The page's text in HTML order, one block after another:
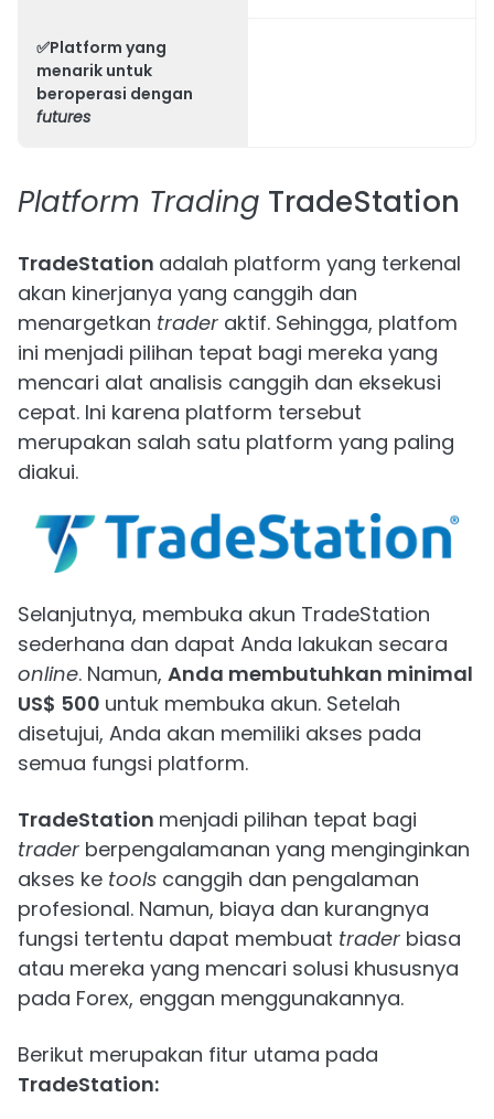
✅Platform yang
menarik untuk
beroperasi dengan
futures
Platform Trading TradeStation
TradeStation adalah platform yang terkenal
akan kinerjanya yang canggih dan
menargetkan trader aktif. Sehingga, platfom
ini menjadi pilihan tepat bagi mereka yang
mencari alat analisis canggih dan eksekusi
cepat. Ini karena platform tersebut
merupakan salah satu platform yang paling
diakui.
Selanjutnya, membuka akun TradeStation
sederhana dan dapat Anda lakukan secara
online. Namun, Anda membutuhkan minimal
US$ 500 untuk membuka akun. Setelah
disetujui, Anda akan memiliki akses pada
semua fungsi platform.
TradeStation menjadi pilihan tepat bagi
trader berpengalamanan yang menginginkan
akses ke tools canggih dan pengalaman
profesional. Namun, biaya dan kurangnya
fungsi tertentu dapat membuat trader biasa
atau mereka yang mencari solusi khususnya
pada Forex, enggan menggunakannya.
Berikut merupakan fitur utama pada
TradeStation: